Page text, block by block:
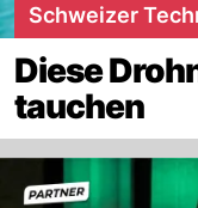
Schweizer
Diese
tauchen